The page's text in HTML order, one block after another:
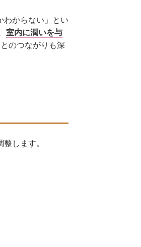
わからない」とい
室内に潤いを与
のつながりも深
します。